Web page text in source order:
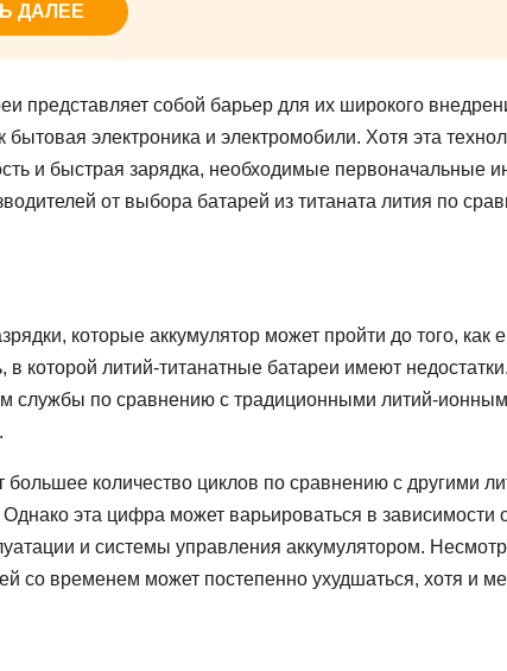
ДАЛЕЕ
представляет собой барьер для их широкого
бытовая электроника и электромобили. Хотя эта
и быстрая зарядка, необходимые первоначальные
от выбора батарей из титаната лития по
которые аккумулятор может пройти до того, как
которой литий-титанатные батареи имеют
службы по сравнению с традиционными литий-
количество циклов по сравнению с другими
эта цифра может варьироваться в зависимости
и системы управления аккумулятором.
со временем может постепенно ухудшаться, хотя и